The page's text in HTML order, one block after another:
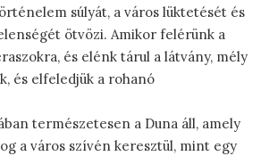
súlyát, a város lüktetését és
ötvözi. Amikor felérünk a
és elénk tárul a látvány, mély
és elfeledjük a rohanó
természetesen a Duna áll, amely
a város szívén keresztül, mint egy